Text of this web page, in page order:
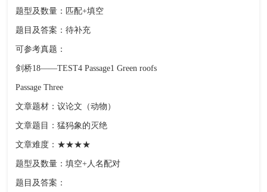
题型及数量：匹配+填空
题目及答案：待补充
可参考真题：
剑桥18——TEST4 Passage1 Green roofs
Passage Three
文章题材：议论文（动物）
文章题目：猛犸象的灭绝
文章难度：★★★★
题型及数量：填空+人名配对
题目及答案：